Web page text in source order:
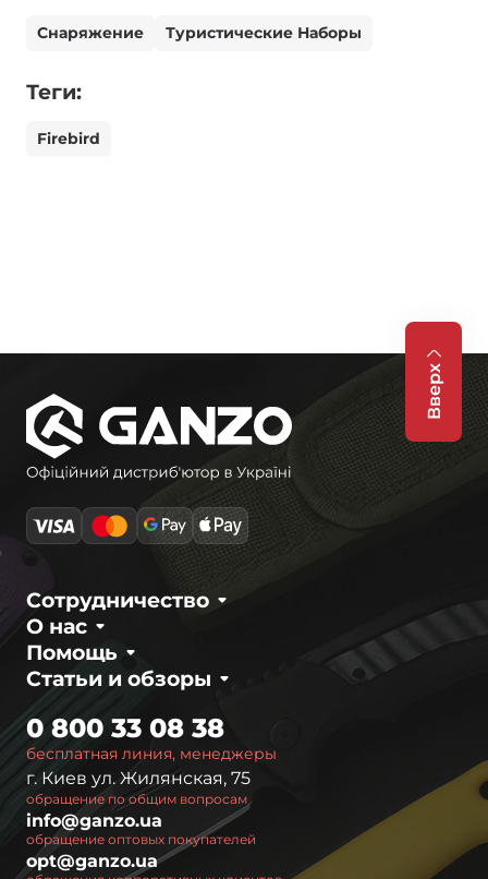
Снаряжение Туристические Наборы
Теги:
Firebird
Вверх
О нас
Сотрудничество
Статьи и обзоры
Помощь
бесплатная линия, менеджеры
0 800 33 08 38
г. Киев ул. Жилянская, 75
обращение по общим вопросам
info@ganzo.ua
обращение оптовых покупателей
opt@ganzo.ua